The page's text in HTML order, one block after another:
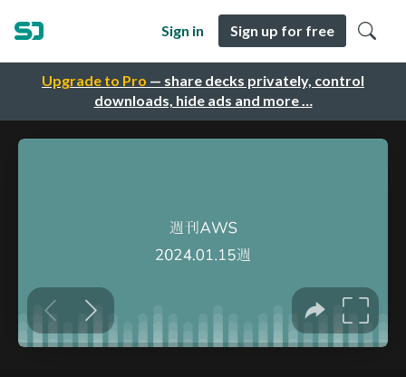
Upgrade to Pro — share decks privately, control
downloads, hide ads and more …
Sign in Sign up for free